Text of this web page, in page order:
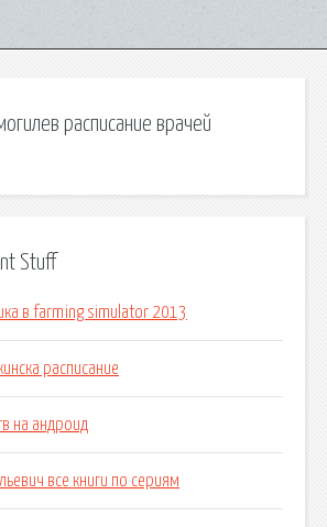
расписание врачей
Stuff
в farming simulator 2013
расписание
на андроид
все книги по сериям